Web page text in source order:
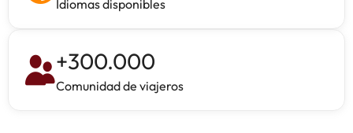
Idiomas disponibles
+300.000
Comunidad de viajeros